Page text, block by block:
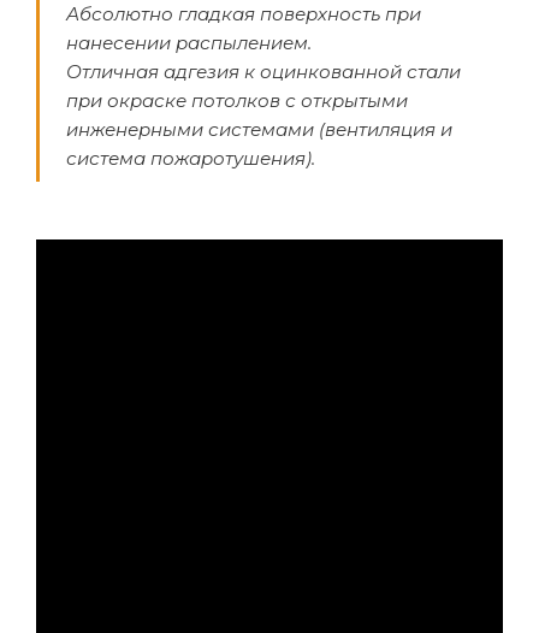
Абсолютно гладкая поверхность при
нанесении распылением.
Отличная адгезия к оцинкованной стали
при окраске потолков с открытыми
инженерными системами (вентиляция и
система пожаротушения).